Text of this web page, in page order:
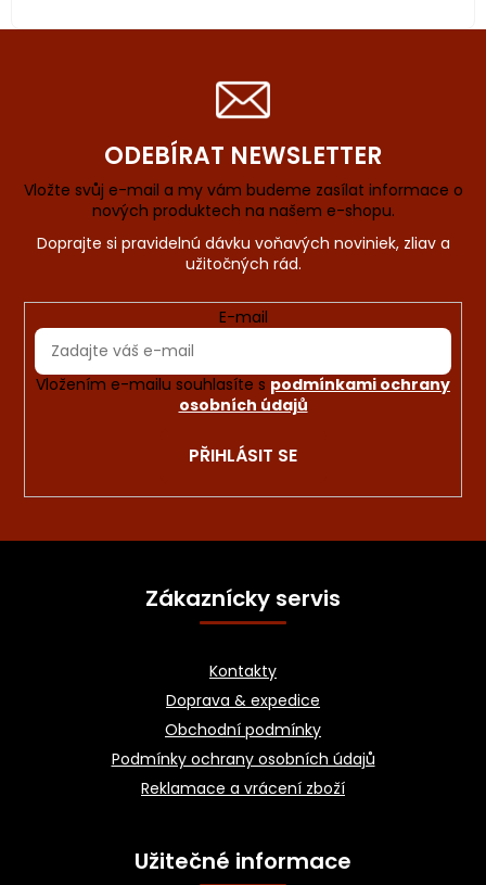
ODEBÍRAT NEWSLETTER
Vložte svůj e-mail a my vám budeme zasílat informace o
nových produktech na našem e-shopu.
E-mail
Vložením e-mailu souhlasíte s podmínkami ochrany
osobních údajů
PŘIHLÁSIT SE
Z
Zákaznícky servis
Kontakty
Doprava & expedice
Obchodní podmínky
Podmínky ochrany osobních údajů
Reklamace a vrácení zboží
Užitečné informace